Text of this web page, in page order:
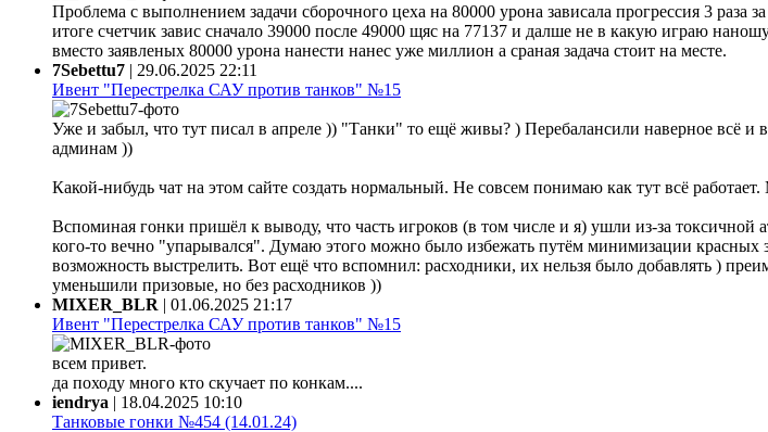
Проблема с выполнением задачи сборочного цеха на 80000 урона зависала прогрессия 3
итоге счетчик завис сначало 39000 после 49000 щяс на 77137 и далше не в какую играю
вместо заявленых 80000 урона нанести нанес уже миллион а сраная задача стоит на месте.
7Sebettu7 | 29.06.2025 22:11
Ивент "Перестрелка САУ против танков" №15
Уже и забыл, что тут писал в апреле )) "Танки" то ещё живы? ) Перебалансили наверное всё и
админам ))
Какой-нибудь чат на этом сайте создать нормальный. Не совсем понимаю как тут всё
Вспоминая гонки пришёл к выводу, что часть игроков (в том числе и я) ушли из-за
кого-то вечно "упарывался". Думаю этого можно было избежать путём минимизации
возможность выстрелить. Вот ещё что вспомнил: расходники, их нельзя было добавлять )
уменьшили призовые, но без расходников ))
MIXER_BLR | 01.06.2025 21:17
Ивент "Перестрелка САУ против танков" №15
всем привет.
да походу много кто скучает по конкам....
iendrya | 18.04.2025 10:10
Танковые гонки №454 (14.01.24)